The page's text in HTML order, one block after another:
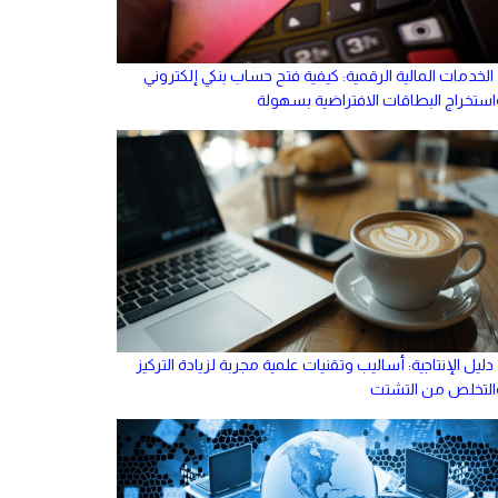
الخدمات المالية الرقمية: كيفية فتح حساب بنكي إلكتروني
البطاقات الافتراضية بسهولة
دليل الإنتاجية: أساليب وتقنيات علمية مجربة لزيادة التركيز
من التشتت